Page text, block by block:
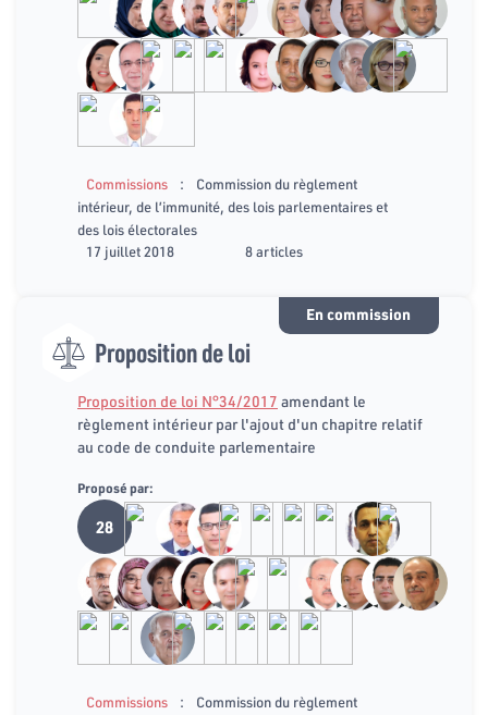
Commissions :
Commission du règlement
intérieur, de l’immunité, des lois parlementaires et
des lois électorales
17 juillet 2018
8 articles
En commission
Proposition de loi
Proposition de loi N°34/2017 amendant le
règlement intérieur par l'ajout d'un chapitre relatif
au code de conduite parlementaire
Proposé par:
28
Commissions :
Commission du règlement